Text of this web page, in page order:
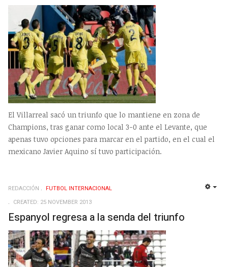
El Villarreal sacó un triunfo que lo mantiene en zona de
Champions, tras ganar como local 3-0 ante el Levante, que
apenas tuvo opciones para marcar en el partido, en el cual el
mexicano Javier Aquino sí tuvo participación.
REDACCIÓN
FUTBOL INTERNACIONAL
CREATED: 25 NOVEMBER 2013
Espanyol regresa a la senda del triunfo